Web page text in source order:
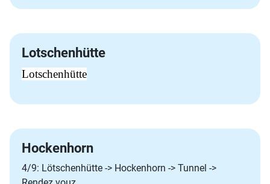
Lotschenhütte
Lotschenhütte
Hockenhorn
4/9: Lötschenhütte -> Hockenhorn -> Tunnel ->